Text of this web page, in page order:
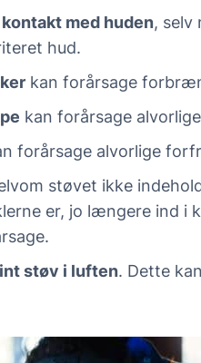
med huden, selv
hud.
kan forårsage
kan forårsage
forårsage alvorlige
støvet ikke
er, jo længere ind i
støv i luften. Dette